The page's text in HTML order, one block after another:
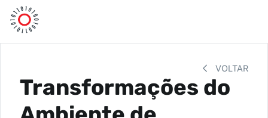
VOLTAR
Transformações do